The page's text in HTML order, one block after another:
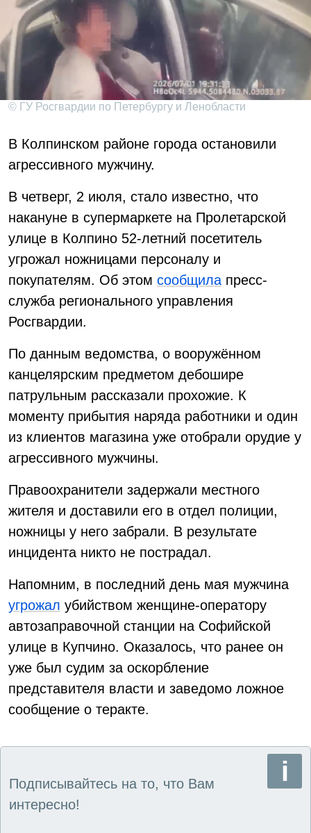
© ГУ Росгвардии по Петербургу и Ленобласти
В Колпинском районе города остановили
агрессивного мужчину.
В четверг, 2 июля, стало известно, что
накануне в супермаркете на Пролетарской
улице в Колпино 52-летний посетитель
угрожал ножницами персоналу и
покупателям. Об этом сообщила пресс-
служба регионального управления
Росгвардии.
По данным ведомства, о вооружённом
канцелярским предметом дебошире
патрульным рассказали прохожие. К
моменту прибытия наряда работники и один
из клиентов магазина уже отобрали орудие у
агрессивного мужчины.
Правоохранители задержали местного
жителя и доставили его в отдел полиции,
ножницы у него забрали. В результате
инцидента никто не пострадал.
Напомним, в последний день мая мужчина
угрожал убийством женщине-оператору
автозаправочной станции на Софийской
улице в Купчино. Оказалось, что ранее он
уже был судим за оскорбление
представителя власти и заведомо ложное
сообщение о теракте.
Подписывайтесь на то, что Вам
интересно!